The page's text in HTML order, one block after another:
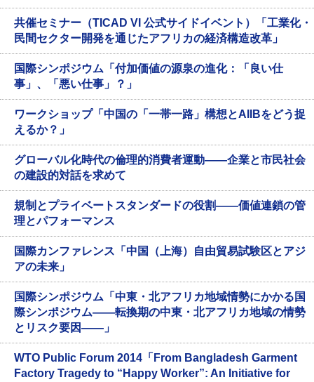
共催セミナー（TICAD VI 公式サイドイベント）「工業化・
民間セクター開発を通じたアフリカの経済構造改革」
国際シンポジウム「付加価値の源泉の進化：「良い仕
事」、「悪い仕事」？」
ワークショップ「中国の「一帯一路」構想とAIIBをどう捉
えるか？」
グローバル化時代の倫理的消費者運動——企業と市民社会
の建設的対話を求めて
規制とプライベートスタンダードの役割——価値連鎖の管
理とパフォーマンス
国際カンファレンス「中国（上海）自由貿易試験区とアジ
アの未来」
国際シンポジウム「中東・北アフリカ地域情勢にかかる国
際シンポジウム——転換期の中東・北アフリカ地域の情勢
とリスク要因——」
WTO Public Forum 2014「From Bangladesh Garment
Factory Tragedy to “Happy Worker”: An Initiative for